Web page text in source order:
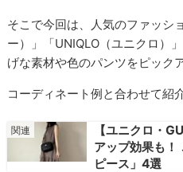
そこで今回は、人気のファッシ
ー）」「UNIQLO（ユニクロ）
げな素材や色のパンツをピック
コーディネート例と合わせて紹
【ユニクロ・
アップ効果も！
ピース」4選